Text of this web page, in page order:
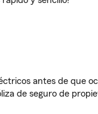
antes de que
de seguro de